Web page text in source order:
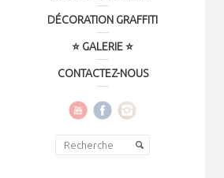
DÉCORATION GRAFFITI
⭐ GALERIE ⭐
CONTACTEZ-NOUS